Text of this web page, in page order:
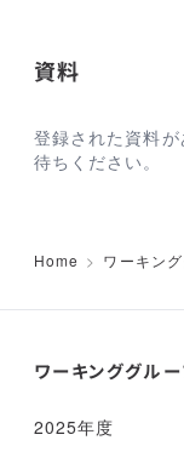
資料
登録された資料
待ちください。
Home ワーキン
ワーキンググル
2025年度